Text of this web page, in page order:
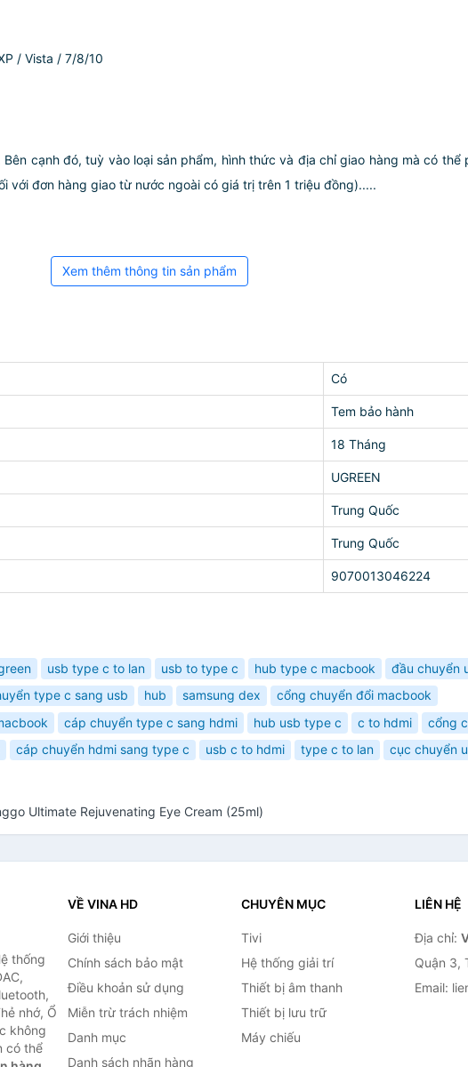
/ Vista / 7/8/10
cạnh đó, tuỳ vào loại sản phẩm, hình thức và địa chỉ giao hàng mà có
với đơn hàng giao từ nước ngoài có giá trị trên 1 triệu đồng).....
Xem thêm thông tin sản phẩm
Có
Tem bảo hành
18 Tháng
UGREEN
Trung Quốc
Trung Quốc
9070013046224
usb type c to lan usb to type c hub type c macbook đầu chuyển
type c sang usb hub samsung dex
cổng chuyển đổi macbook
cáp chuyển type c sang hdmi hub usb type c c to hdmi
cổng
cáp chuyển hdmi sang type c usb c to hdmi type c to lan
cục chuyển
Ultimate Rejuvenating Eye Cream (25ml)
thống
nhớ, Ổ
không
có thể
VỀ VINA HD
Giới thiệu
Chính sách bảo mật
Điều khoản sử dụng
Miễn trừ trách nhiệm
Danh mục
Danh sách nhãn hàng
CHUYÊN MỤC
Tivi
Hệ thống giải trí
Thiết bị âm thanh
Thiết bị lưu trữ
Máy chiếu
LIÊN HỆ
Địa chỉ:
Quận 3,
Email: